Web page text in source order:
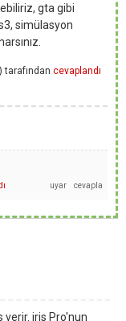
gta gibi
simülasyon
tarafından cevaplandı
verir. iris Pro'nun